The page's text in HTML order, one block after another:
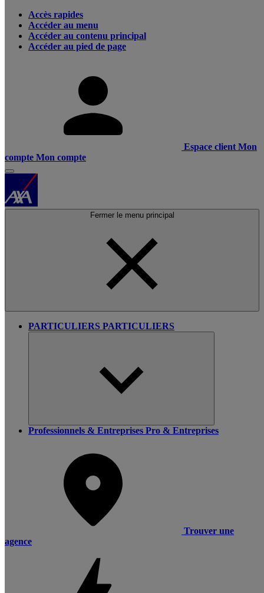
Accès rapides
Accéder au menu
Accéder au contenu principal
Accéder au pied de page
Espace client Mon
compte Mon compte
Fermer le menu principal
PARTICULIERS PARTICULIERS
Professionnels & Entreprises Pro & Entreprises
Trouver une
agence